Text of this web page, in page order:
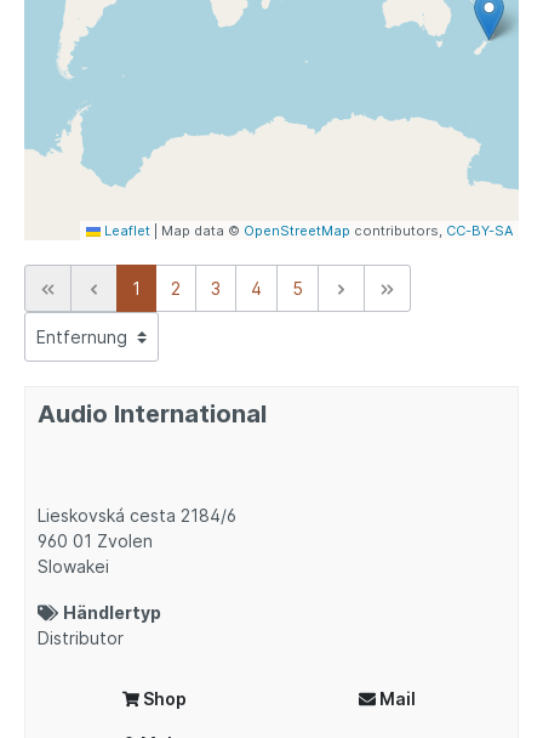
Leaflet Map data © OpenStreetMap contributors, CC-BY-SA
1 2 3 4 5
Audio International
Lieskovská cesta 2184/6
960 01 Zvolen
Slowakei
Händlertyp
Distributor
Shop Mail